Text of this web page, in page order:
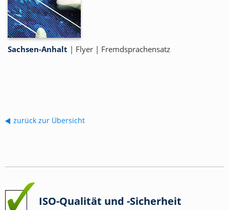
Sachsen-Anhalt | Flyer | Fremdsprachensatz
zurück zur Übersicht
ISO-Qualität und -Sicherheit